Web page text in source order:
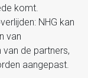
komt.
NHG kan
van
de partners,
aangepast.